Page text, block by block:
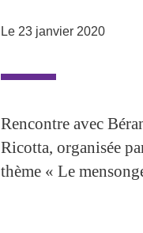
Le 23 janvier 2020
Rencontre avec
Ricotta, organisée
thème « Le